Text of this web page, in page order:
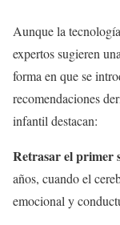
Aunque la
expertos sugieren
forma en que se
recomendaciones
infantil destacan:
Retrasar el primer
años, cuando el
emocional y